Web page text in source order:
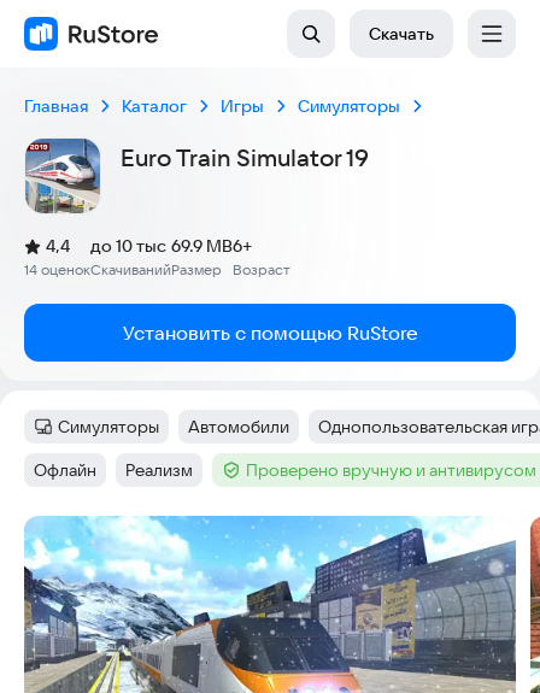
Скачать
Главная Каталог Игры Симуляторы
Euro Train Simulator 19
Рейтинг:
4,4
(
14 оценок
)
Скачиваний
до 10 тыс
Размер
69.9 MB
Возраст
6+
Установить с помощью RuStore
Категория:
Симуляторы Тег:
Автомобили Тег:
Однопользовательская
Тег:
Офлайн Тег:
Реализм Тег :Проверено вручную и антивирусом
Скриншоты